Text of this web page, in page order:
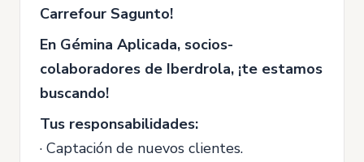
Carrefour Sagunto!
En Gémina Aplicada, socios-
colaboradores de Iberdrola, ¡te estamos
buscando!
Tus responsabilidades:
· Captación de nuevos clientes.